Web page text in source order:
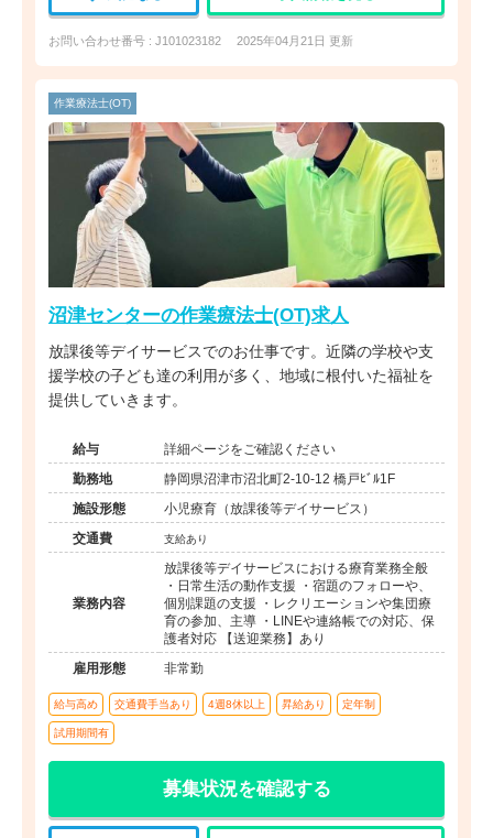
お問い合わせ番号 : J101023182 2025年04月21日 更新
作業療法士(OT)
沼津センターの作業療法士(OT)求人
放課後等デイサービスでのお仕事です。近隣の学校や支
援学校の子ども達の利用が多く、地域に根付いた福祉を
提供していきます。
給与
詳細ページをご確認ください
勤務地
静岡県沼津市沼北町2-10-12 橋戸ﾋﾞﾙ1F
施設形態
小児療育（放課後等デイサービス）
交通費
支給あり
業務内容
放課後等デイサービスにおける療育業務全般
・日常生活の動作支援 ・宿題のフォローや、
個別課題の支援 ・レクリエーションや集団療
育の参加、主導 ・LINEや連絡帳での対応、保
護者対応 【送迎業務】あり
雇用形態
非常勤
給与高め 交通費手当あり 4週8休以上 昇給あり 定年制
試用期間有
募集状況を確認する